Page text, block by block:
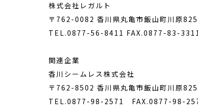
株式会社レガルト
〒762-0082 香川県丸亀市飯山町川原
TEL.0877-56-8411 FAX.0877-83-
関連企業
香川シームレス株式会社
〒762-8502 香川県丸亀市飯山町川原
TEL.0877-98-2571
FAX.0877-98-